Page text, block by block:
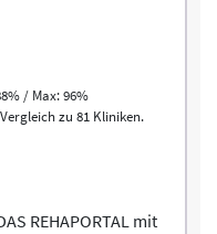
/ Max: 96%
zu 81 Kliniken.
REHAPORTAL mit